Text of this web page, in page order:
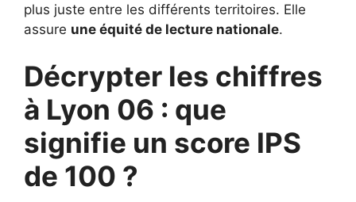
plus juste entre les différents territoires. Elle
assure une équité de lecture nationale.
Décrypter les chiffres
à Lyon 06 : que
signifie un score IPS
de 100 ?